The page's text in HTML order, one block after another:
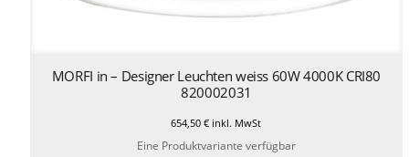
MORFI in – Designer Leuchten weiss 60W 4000K CRI80
820002031
654,50€ inkl. MwSt
Eine Produktvariante verfügbar